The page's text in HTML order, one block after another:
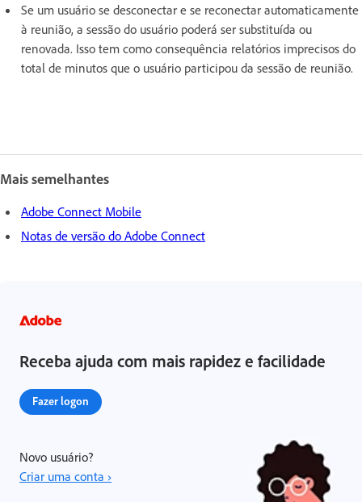
Se um usuário se desconectar e se reconectar automaticamente
à reunião, a sessão do usuário poderá ser substituída ou
renovada. Isso tem como consequência relatórios imprecisos do
total de minutos que o usuário participou da sessão de reunião.
Mais semelhantes
Adobe Connect Mobile
Notas de versão do Adobe Connect
Receba ajuda com mais rapidez e facilidade
Fazer logon
Novo usuário?
Criar uma conta ›